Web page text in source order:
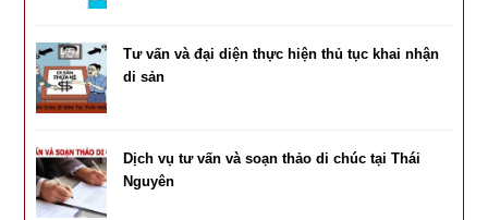
Tư vấn và đại diện thực hiện thủ tục khai nhận
di sản
Dịch vụ tư vấn và soạn thảo di chúc tại Thái
Nguyên